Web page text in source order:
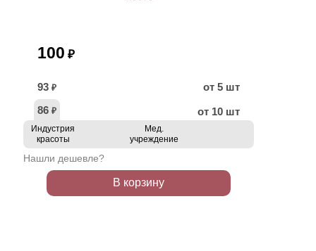
100 ₽
93 ₽
от 5 шт
86 ₽ от 10 шт
Индустрия
красоты
Мед.
учреждение
Нашли дешевле?
В корзину